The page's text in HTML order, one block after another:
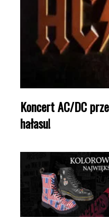
Koncert AC/DC
hałasu!